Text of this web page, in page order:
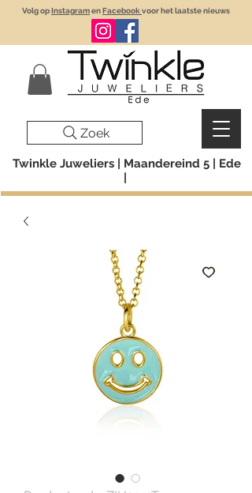
Twinkle Juweliers | Maandereind 5 | Ede
Volg opInstagramenFacebook voor het laatste nieuws
Zoek